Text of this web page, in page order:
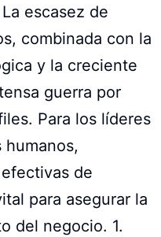
escasez de
combinada con la
y la creciente
guerra por
Para los líderes
de
para asegurar la
del negocio. 1.